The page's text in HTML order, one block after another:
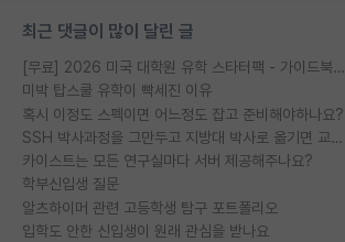
최근 댓글이 많이 달린 글
[무료] 2026 미국 대학원 유학 스타터팩 - 가이드북 & 합격자 컨택메일 템플릿
미박 탑스쿨 유학이 빡세진 이유
혹시 이정도 스펙이면 어느정도 잡고 준비해야하나요?
SSH 박사과정을 그만두고 지방대 박사로 옮기면 교수의 꿈은 끝일까요?
카이스트는 모든 연구실마다 서버 제공해주나요?
학부신입생 질문
알츠하이머 관련 고등학생 탐구 포트폴리오
입학도 안한 신입생이 원래 관심을 받나요